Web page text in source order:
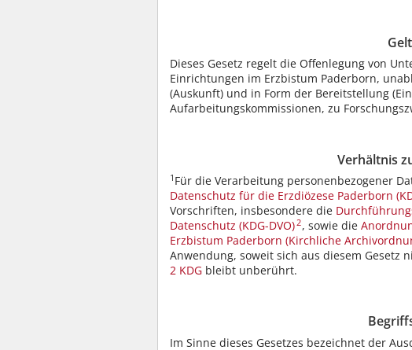
Dieses Gesetz regelt die Offenlegung von
Einrichtungen im Erzbistum Paderborn,
(Auskunft) und in Form der Bereitstellung
Aufarbeitungskommissionen, zu
Verhältnis
1 Für die Verarbeitung personenbezogener
Datenschutz für die Erzdiözese Paderborn
Vorschriften, insbesondere die
Datenschutz (KDG-DVO)2, sowie die
Erzbistum Paderborn (Kirchliche
Anwendung, soweit sich aus diesem Gesetz
2 KDG bleibt unberührt.
Im Sinne dieses Gesetzes bezeichnet der